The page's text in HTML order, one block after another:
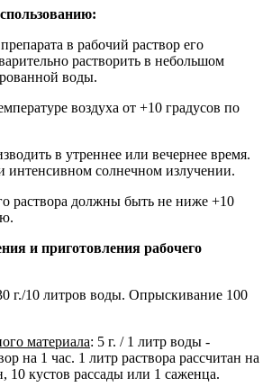
в рабочий раствор его
растворить в небольшом
воды.
воздуха от +10 градусов по
в утреннее или вечернее время.
интенсивном солнечном излучении.
раствора должны быть не ниже +10
и приготовления рабочего
г./10 литров воды. Опрыскивание 100
материала: 5 г. / 1 литр воды -
на 1 час. 1 литр раствора рассчитан на
10 кустов рассады или 1 саженца.